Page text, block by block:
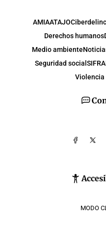
MODO
AMIAATAJO
Derechos humanos
Medio ambiente
Seguridad social